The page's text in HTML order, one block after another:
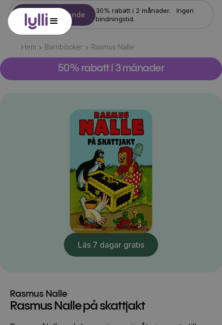
Starta erbjudande
30% rabatt i 2 månader. Ingen
bindningstid.
Hem Barnböcker Rasmus Nalle
50% rabatt i 3 månader
Läs 7 dagar gratis
Rasmus Nalle
Rasmus Nalle på skattjakt